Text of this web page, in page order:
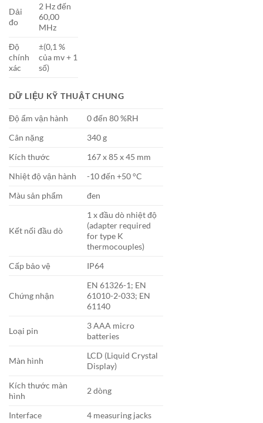
Dải
đo
2 Hz đến
60,00
MHz
Độ
chính
xác
±(0,1 %
của mv + 1
số)
DỮ LIỆU KỸ THUẬT CHUNG
Độ ẩm vận hành
0 đến 80 %RH
Cân nặng
340 g
Kích thước
167 x 85 x 45 mm
Nhiệt độ vận hành
-10 đến +50 °C
Màu sản phẩm
đen
Kết nối đầu dò
1 x đầu dò nhiệt độ
(adapter required
for type K
thermocouples)
Cấp bảo vệ
IP64
Chứng nhận
EN 61326-1; EN
61010-2-033; EN
61140
Loại pin
3 AAA micro
batteries
Màn hình
LCD (Liquid Crystal
Display)
Kích thước màn
hình
2 dòng
Interface
4 measuring jacks